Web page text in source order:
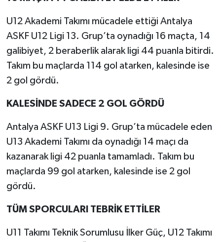
U12 Akademi Takımı mücadele ettiği Antalya
ASKF U12 Ligi 13. Grup’ta oynadığı 16 maçta, 14
galibiyet, 2 beraberlik alarak ligi 44 puanla bitirdi.
Takım bu maçlarda 114 gol atarken, kalesinde ise
2 gol gördü.
KALESİNDE SADECE 2 GOL GÖRDÜ
Antalya ASKF U13 Ligi 9. Grup’ta mücadele eden
U13 Akademi Takımı da oynadığı 14 maçı da
kazanarak ligi 42 puanla tamamladı. Takım bu
maçlarda 99 gol atarken, kalesinde ise 2 gol
gördü.
TÜM SPORCULARI TEBRİK ETTİLER
U11 Takımı Teknik Sorumlusu İlker Güç, U12 Takımı